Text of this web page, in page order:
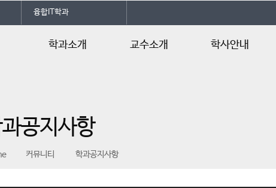
융합IT학과
학과소개
오시는길
교수소개 학사안내
공지사항
커뮤니티 학과공지사항